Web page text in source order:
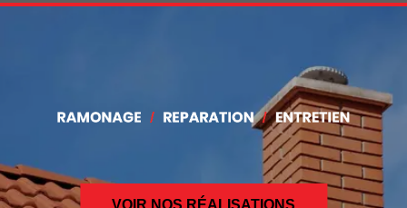
VOIR NOS RÉALISATIONS